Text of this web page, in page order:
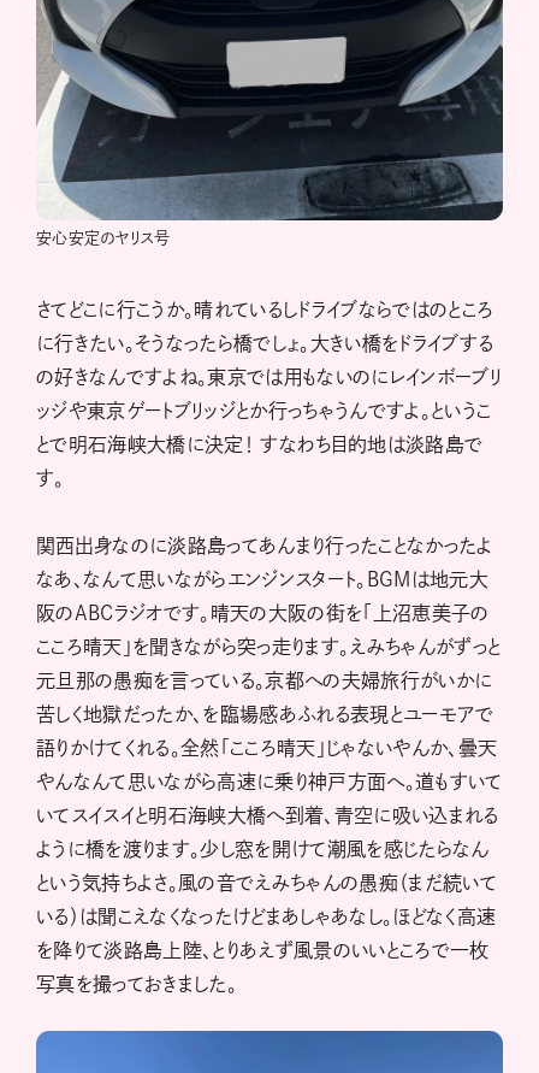
安心安定のヤリス号
さてどこに行こうか。晴れているしドライブならではのところ
に行きたい。そうなったら橋でしょ。大きい橋をドライブする
の好きなんですよね。東京では用もないのにレインボーブリ
ッジや東京ゲートブリッジとか行っちゃうんですよ。というこ
とで明石海峡大橋に決定！ すなわち目的地は淡路島で
す。
関西出身なのに淡路島ってあんまり行ったことなかったよ
なあ、なんて思いながらエンジンスタート。BGMは地元大
阪のABCラジオです。晴天の大阪の街を「上沼恵美子の
こころ晴天」を聞きながら突っ走ります。えみちゃんがずっと
元旦那の愚痴を言っている。京都への夫婦旅行がいかに
苦しく地獄だったか、を臨場感あふれる表現とユーモアで
語りかけてくれる。全然「こころ晴天」じゃないやんか、曇天
やんなんて思いながら高速に乗り神戸方面へ。道もすいて
いてスイスイと明石海峡大橋へ到着、青空に吸い込まれる
ように橋を渡ります。少し窓を開けて潮風を感じたらなん
という気持ちよさ。風の音でえみちゃんの愚痴（まだ続いて
いる）は聞こえなくなったけどまあしゃあなし。ほどなく高速
を降りて淡路島上陸、とりあえず風景のいいところで一枚
写真を撮っておきました。